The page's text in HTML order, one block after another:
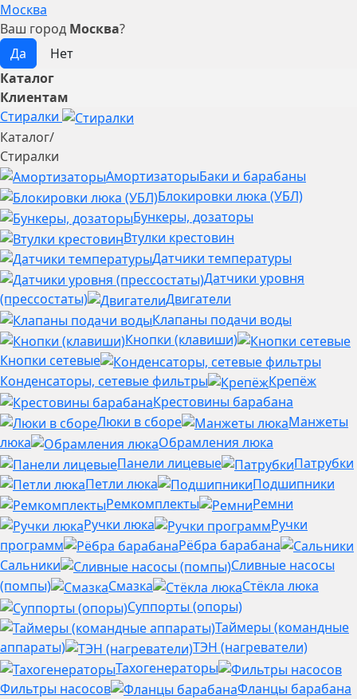
Москва
Ваш город Москва?
Каталог
Клиентам
Стиралки
Каталог/
Стиралки
АмортизаторыБаки и барабаны
Блокировки люка (УБЛ)
Бункеры, дозаторы
Втулки крестовин
Датчики температуры
Датчики уровня
(прессостаты)
Двигатели
Клапаны подачи воды
Кнопки (клавиши)
Кнопки сетевые
Конденсаторы, сетевые фильтры
Крепёж
Крестовины барабана
Люки в сборе
Манжеты
люка
Обрамления люка
Панели лицевые
Патрубки
Петли люка
Подшипники
Ремкомплекты
Ремни
Ручки люка
Ручки
программ
Рёбра барабана
Сальники
Сливные насосы
(помпы)
Смазка
Стёкла люка
Суппорты (опоры)
Таймеры (командные
аппараты)
ТЭН (нагреватели)
Тахогенераторы
Фильтры насосов
Фланцы барабана